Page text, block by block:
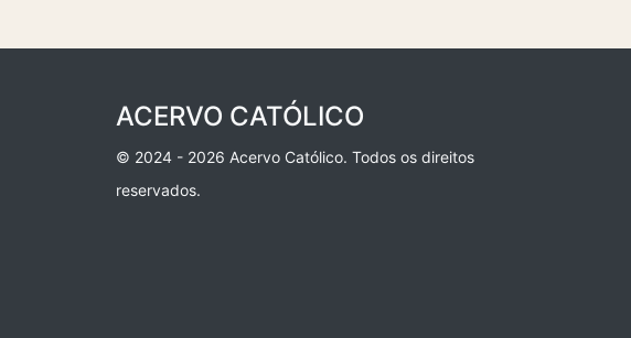
ACERVO CATÓLICO
© 2024 - 2026 Acervo Católico. Todos os direitos
reservados.